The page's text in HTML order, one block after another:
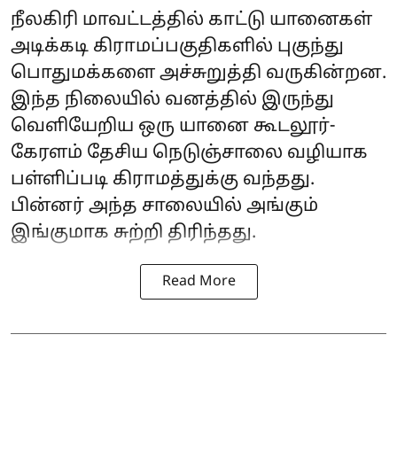
நீலகிரி மாவட்டத்தில் காட்டு யானைகள்
அடிக்கடி கிராமப்பகுதிகளில் புகுந்து
பொதுமக்களை அச்சுறுத்தி வருகின்றன.
இந்த நிலையில் வனத்தில் இருந்து
வெளியேறிய ஒரு யானை கூடலூர்-
கேரளம் தேசிய நெடுஞ்சாலை வழியாக
பள்ளிப்படி கிராமத்துக்கு வந்தது.
பின்னர் அந்த சாலையில் அங்கும்
இங்குமாக சுற்றி திரிந்தது.
Read More